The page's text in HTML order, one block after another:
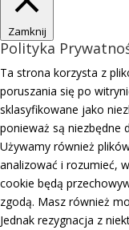
Zamknij
Polityka
Ta strona korzysta z
poruszania się po
sklasyfikowane jako
ponieważ są niezbędne
Używamy również
analizować i rozumieć,
cookie będą
zgodą. Masz również
Jednak rezygnacja z